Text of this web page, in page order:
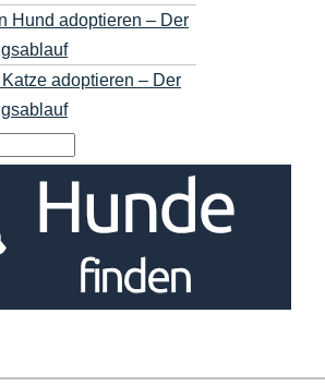
Hund adoptieren – Der
adoptieren – Der